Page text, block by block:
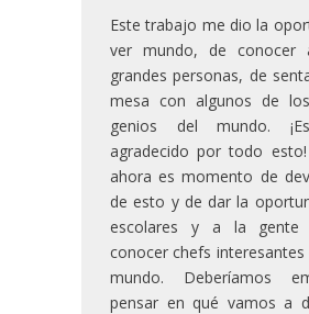
Este trabajo me dio la
ver mundo, de conocer
grandes personas, de
mesa con algunos de
genios del mundo.
agradecido por todo
ahora es momento de
de esto y de dar la
escolares y a la gente
conocer chefs
mundo. Deberíamos
pensar en qué vamos a